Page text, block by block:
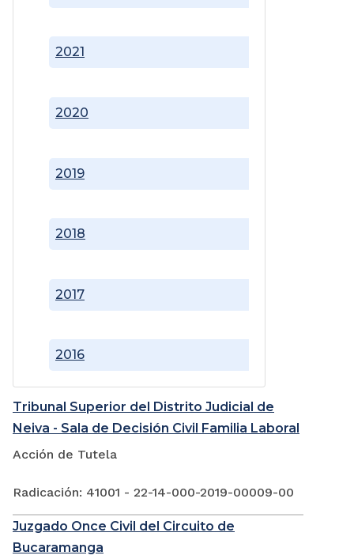
2016
2017
2018
2019
2020
2021
Tribunal Superior del Distrito Judicial de
Neiva - Sala de Decisión Civil Familia Laboral
Acción de Tutela
Radicación: 41001 - 22-14-000-2019-00009-00
Juzgado Once Civil del Circuito de
Bucaramanga